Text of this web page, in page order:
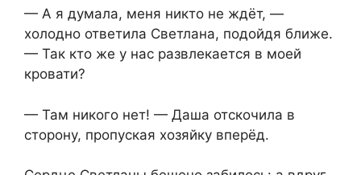
— А я думала, меня никто не ждёт, —
холодно ответила Светлана, подойдя ближе.
— Так кто же у нас развлекается в моей
кровати?
— Там никого нет! — Даша отскочила в
сторону, пропуская хозяйку вперёд.